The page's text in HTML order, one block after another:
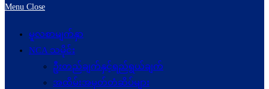
Menu Close
မူလစာမျက်နှာ
NCA သမိုင်း
ဦးတည်ချက်နှင့်ရည်ရွယ်ချက်
အထိမ်းအမှတ်တံဆိပ်များ